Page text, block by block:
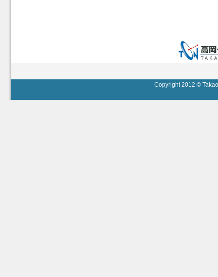
Copyright 2012 ©